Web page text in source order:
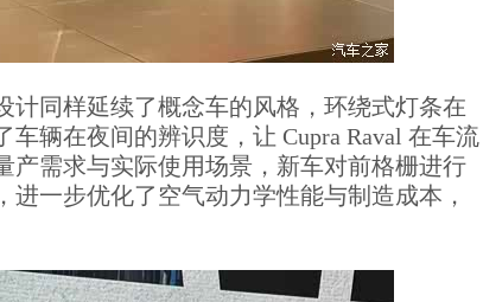
计同样延续了概念车的风格，环绕式灯条在
辆在夜间的辨识度，让 Cupra Raval 在车流
产需求与实际使用场景，新车对前格栅进行
一步优化了空气动力学性能与制造成本，